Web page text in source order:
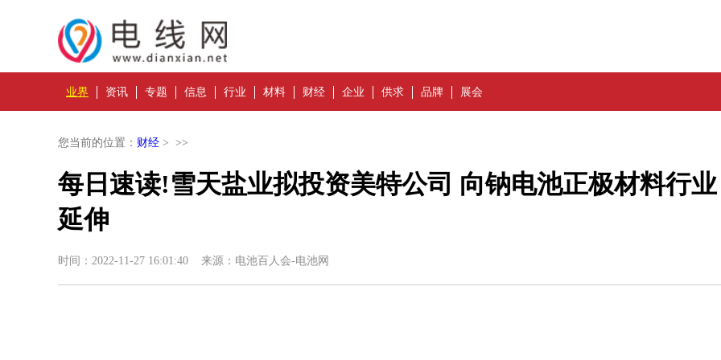
业界 资讯 专题 信息 行业 材料 财经 企业 供求 品牌 展会
您当前的位置： 财经 > >>
每日速读!雪天盐业拟投资美特公司 向钠电池正极材料行业
延伸
时间：2022-11-27 16:01:40 来源：电池百人会-电池网